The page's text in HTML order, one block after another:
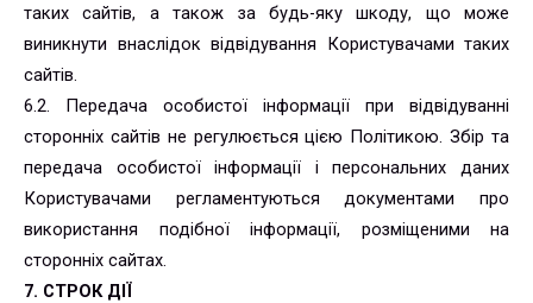
таких сайтів, а також за будь-яку шкоду, що може
виникнути внаслідок відвідування Користувачами таких
сайтів.
6.2. Передача особистої інформації при відвідуванні
сторонніх сайтів не регулюється цією Політикою. Збір та
передача особистої інформації і персональних даних
Користувачами регламентуються документами про
використання подібної інформації, розміщеними на
сторонніх сайтах.
7. СТРОК ДІЇ